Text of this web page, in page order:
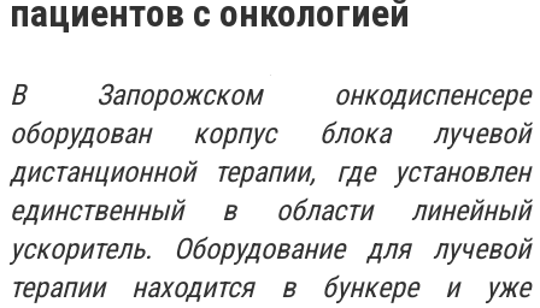
пациентов с онкологией
В Запорожском онкодиспенсере
оборудован корпус блока лучевой
дистанционной терапии, где установлен
единственный в области линейный
ускоритель. Оборудование для лучевой
терапии находится в бункере и уже